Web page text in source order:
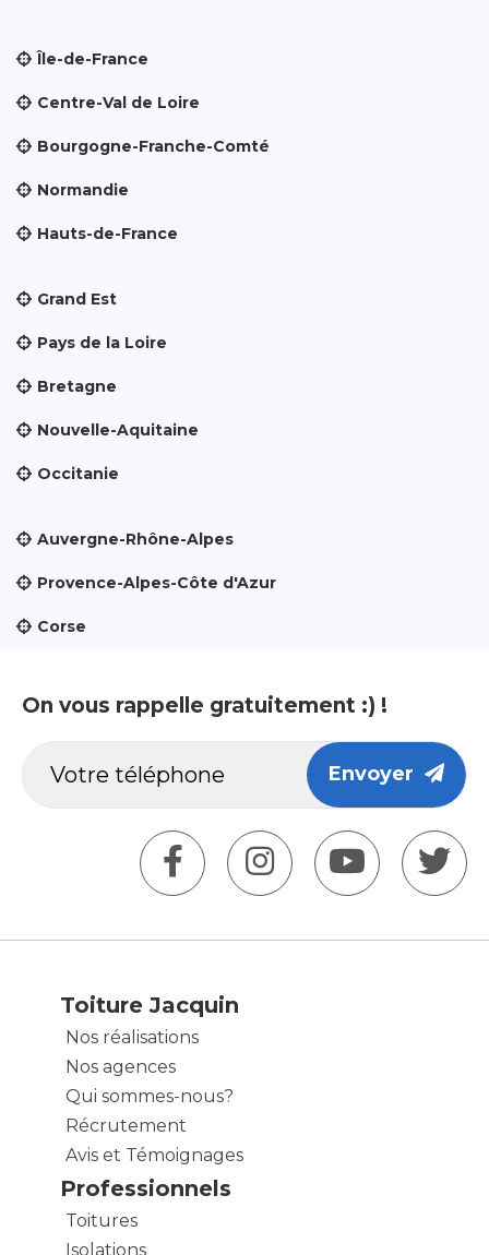
Île-de-France
Centre-Val de Loire
Bourgogne-Franche-Comté
Normandie
Hauts-de-France
Grand Est
Pays de la Loire
Bretagne
Nouvelle-Aquitaine
Occitanie
Auvergne-Rhône-Alpes
Provence-Alpes-Côte d'Azur
Corse
On vous rappelle gratuitement :) !
Envoyer
Toiture Jacquin
Nos réalisations
Nos agences
Qui sommes-nous?
Récrutement
Avis et Témoignages
Professionnels
Toitures
Isolations